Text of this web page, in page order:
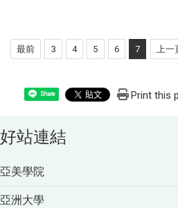
最前 3 4 5 6 7 上一
Share Print this
好站連結
亞美學院
亞洲大學